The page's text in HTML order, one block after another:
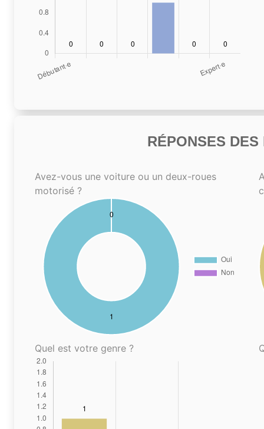
RÉPONSES
Avez-vous une voiture ou un deux-roues
motorisé ?
Quel est votre genre ?